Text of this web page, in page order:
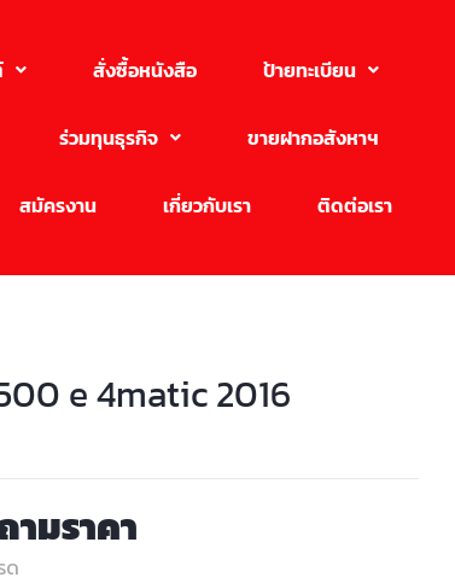
สั่งซื้อหนังสือ ป้ายทะเบียน
ร่วมทุนธุรกิจ ขายฝากอสังหาฯ
สมัครงาน เกี่ยวกับเรา ติดต่อเรา
e 4matic 2016
มราคา
ด